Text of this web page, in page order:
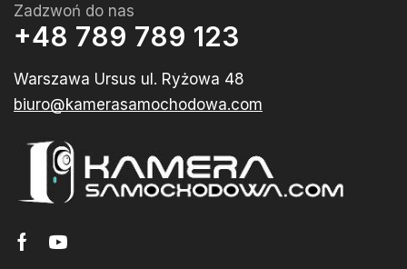
Zadzwoń do nas
+48 789 789 123
Warszawa Ursus ul. Ryżowa 48
biuro@kamerasamochodowa.com